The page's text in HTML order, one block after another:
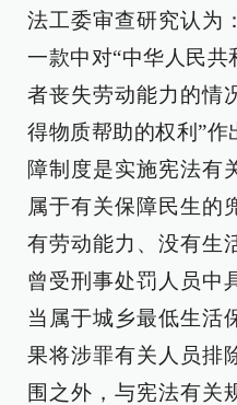
法工委审查研究认为
一款中对“中华人民
者丧失劳动能力的情
得物质帮助的权利”
障制度是实施宪法有
属于有关保障民生的
有劳动能力、没有生
曾受刑事处罚人员中
当属于城乡最低生活
果将涉罪有关人员排
围之外，与宪法有关